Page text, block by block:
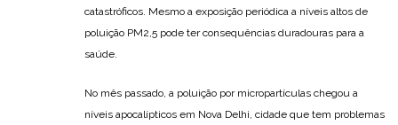
catastróficos. Mesmo a exposição periódica a níveis altos de
poluição PM2,5 pode ter consequências duradouras para a
saúde.
No mês passado, a poluição por micropartículas chegou a
níveis apocalípticos em Nova Delhi, cidade que tem problemas